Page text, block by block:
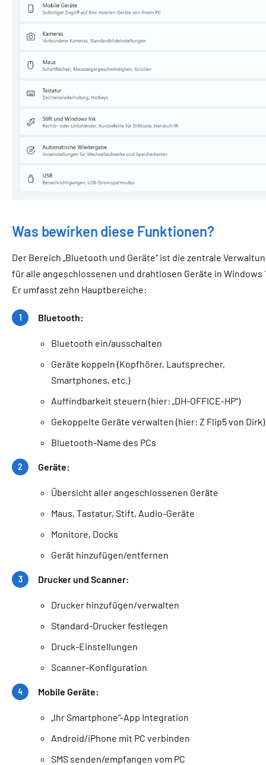
Was bewirken diese Funktionen?
Der Bereich „Bluetooth und Geräte“ ist die zentrale
für alle angeschlossenen und drahtlosen Geräte in Windows
Er umfasst zehn Hauptbereiche:
Bluetooth:
Bluetooth ein/ausschalten
Geräte koppeln (Kopfhörer, Lautsprecher,
Smartphones, etc.)
Auffindbarkeit steuern (hier: „DH-OFFICE-HP“)
Gekoppelte Geräte verwalten (hier: Z Flip5 von Dirk)
Bluetooth-Name des PCs
Geräte:
Übersicht aller angeschlossenen Geräte
Maus, Tastatur, Stift, Audio-Geräte
Monitore, Docks
Gerät hinzufügen/entfernen
Drucker und Scanner:
Drucker hinzufügen/verwalten
Standard-Drucker festlegen
Druck-Einstellungen
Scanner-Konfiguration
Mobile Geräte:
„Ihr Smartphone“-App Integration
Android/iPhone mit PC verbinden
SMS senden/empfangen vom PC